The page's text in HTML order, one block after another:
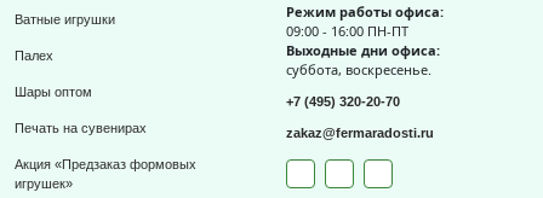
Ватные игрушки
Палех
Шары оптом
Печать на сувенирах
Акция «Предзаказ формовых
игрушек»
Режим работы офиса:
09:00 - 16:00 ПН-ПТ
Выходные дни офиса:
суббота, воскресенье.
+7 (495) 320-20-70
zakaz@fermaradosti.ru